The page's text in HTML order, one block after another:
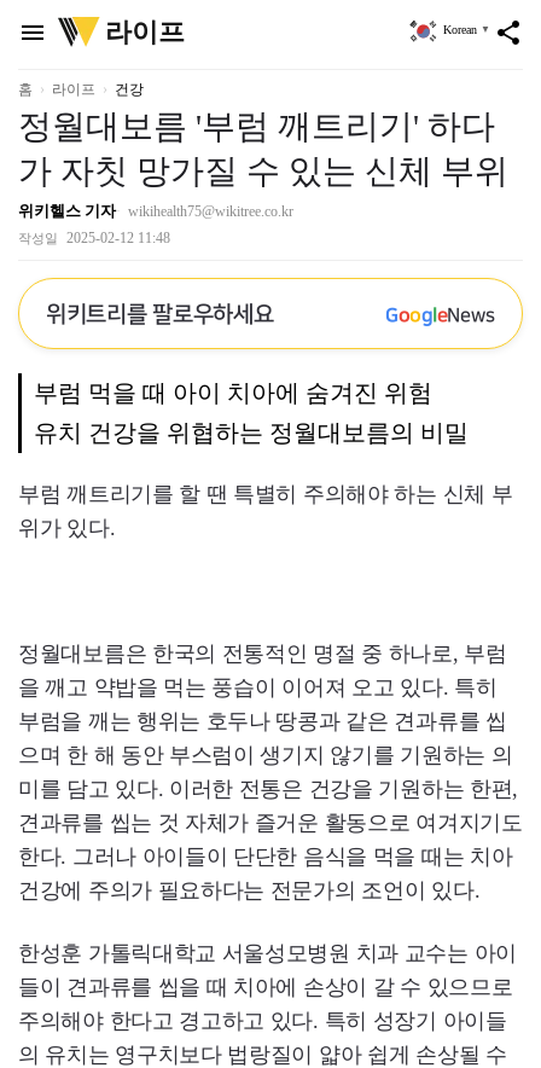
menu
위
키
리
라이프 share
Korean ▼
홈 라이프 건강
정월대보름 '부럼 깨트리기' 하다
가 자칫 망가질 수 있는 신체 부위
위키헬스 기자 wikihealth75@wikitree.co.kr
작성일 2025-02-12 11:48
위키트리를 팔로우하세요 GoogleNews
부럼 먹을 때 아이 치아에 숨겨진 위험
유치 건강을 위협하는 정월대보름의 비밀
부럼 깨트리기를 할 땐 특별히 주의해야 하는 신체 부
위가 있다.
정월대보름은 한국의 전통적인 명절 중 하나로, 부럼
을 깨고 약밥을 먹는 풍습이 이어져 오고 있다. 특히
부럼을 깨는 행위는 호두나 땅콩과 같은 견과류를 씹
으며 한 해 동안 부스럼이 생기지 않기를 기원하는 의
미를 담고 있다. 이러한 전통은 건강을 기원하는 한편,
견과류를 씹는 것 자체가 즐거운 활동으로 여겨지기도
한다. 그러나 아이들이 단단한 음식을 먹을 때는 치아
건강에 주의가 필요하다는 전문가의 조언이 있다.
한성훈 가톨릭대학교 서울성모병원 치과 교수는 아이
들이 견과류를 씹을 때 치아에 손상이 갈 수 있으므로
주의해야 한다고 경고하고 있다. 특히 성장기 아이들
의 유치는 영구치보다 법랑질이 얇아 쉽게 손상될 수